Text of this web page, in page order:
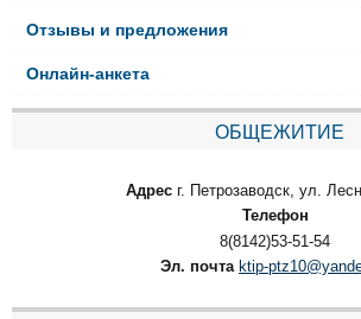
Отзывы и предложения
Онлайн-анкета
ОБЩЕЖИТИЕ
Адрес г. Петрозаводск, ул.
Телефон
8(8142)53-51-54
Эл. почта ktip-